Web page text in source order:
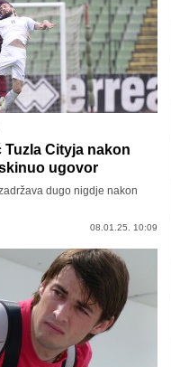
Tuzla Cityja nakon
ugovor
dugo nigdje nakon
08.01.25. 10:09